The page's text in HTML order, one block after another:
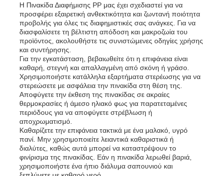
Η Πινακίδα Διαφήμισης PP μας έχει σχεδιαστεί για να
προσφέρει εξαιρετική ανθεκτικότητα και ζωντανή ποιότητα
προβολής για όλες τις διαφημιστικές σας ανάγκες. Για να
διασφαλίσετε τη βέλτιστη απόδοση και μακροζωία του
προϊόντος, ακολουθήστε τις συνιστώμενες οδηγίες χρήσης
και συντήρησης.
Για την εγκατάσταση, βεβαιωθείτε ότι η επιφάνεια είναι
καθαρή, στεγνή και απαλλαγμένη από σκόνη ή γράσο.
Χρησιμοποιήστε κατάλληλα εξαρτήματα στερέωσης για να
στερεώσετε με ασφάλεια την πινακίδα στη θέση της.
Αποφύγετε την έκθεση της πινακίδας σε ακραίες
θερμοκρασίες ή άμεσο ηλιακό φως για παρατεταμένες
περιόδους για να αποφύγετε στρέβλωση ή
αποχρωματισμό.
Καθαρίζετε την επιφάνεια τακτικά με ένα μαλακό, υγρό
πανί. Μην χρησιμοποιείτε λειαντικά καθαριστικά ή
διαλύτες, καθώς αυτά μπορεί να καταστρέψουν το
φινίρισμα της πινακίδας. Εάν η πινακίδα λερωθεί βαριά,
χρησιμοποιήστε ένα ήπιο διάλυμα σαπουνιού και